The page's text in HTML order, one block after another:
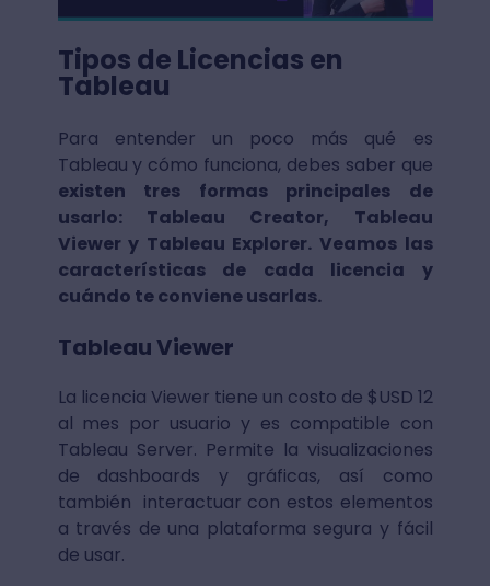
Tipos de Licencias en
Tableau
Para entender un poco más qué es
Tableau y cómo funciona, debes saber que
existen tres formas principales de
usarlo: Tableau Creator, Tableau
Viewer y Tableau Explorer. Veamos las
características de cada licencia y
cuándo te conviene usarlas.
Tableau Viewer
La licencia Viewer tiene un costo de $USD 12
al mes por usuario y es compatible con
Tableau Server. Permite la visualizaciones
de dashboards y gráficas, así como
también interactuar con estos elementos
a través de una plataforma segura y fácil
de usar.